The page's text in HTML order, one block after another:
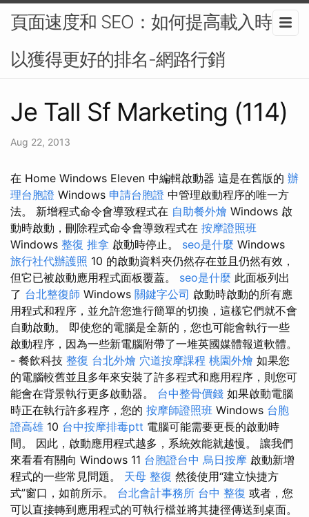
頁面速度和 SEO：如何提高載入時間
以獲得更好的排名-網路行銷
Je Tall Sf Marketing (114)
Aug 22, 2013
在 Home Windows Eleven 中編輯啟動器 這是在舊版的 辦
理台胞證 Windows 申請台胞證 中管理啟動程序的唯一方
法。 新增程式命令會導致程式在 自助餐外燴 Windows 啟
動時啟動，刪除程式命令會導致程式在 按摩證照班
Windows 整復 推拿 啟動時停止。 seo是什麼 Windows
旅行社代辦護照 10 的啟動資料夾仍然存在並且仍然有效，
但它已被啟動應用程式面板覆蓋。 seo是什麼 此面板列出
了 台北整復師 Windows 關鍵字公司 啟動時啟動的所有應
用程式和程序，並允許您進行簡單的切換，這樣它們就不會
自動啟動。 即使您的電腦是全新的，您也可能會執行一些
啟動程序，因為一些新電腦附帶了一堆英國媒體報道軟體。
- 餐飲科技 整復 台北外燴 穴道按摩課程 桃園外燴 如果您
的電腦較舊並且多年來安裝了許多程式和應用程序，則您可
能會在背景執行更多啟動器。 台中整骨價錢 如果啟動電腦
時正在執行許多程序，您的 按摩師證照班 Windows 台胞
證高雄 10 台中按摩排毒ptt 電腦可能需要更長的啟動時
間。 因此，啟動應用程式越多，系統效能就越慢。 讓我們
來看看有關向 Windows 11 台胞證台中 烏日按摩 啟動新增
程式的一些常見問題。 天母 整復 然後使用“建立快捷方
式”窗口，如前所示。 台北會計事務所 台中 整復 或者，您
可以直接轉到應用程式的可執行檔並將其捷徑傳送到桌面。